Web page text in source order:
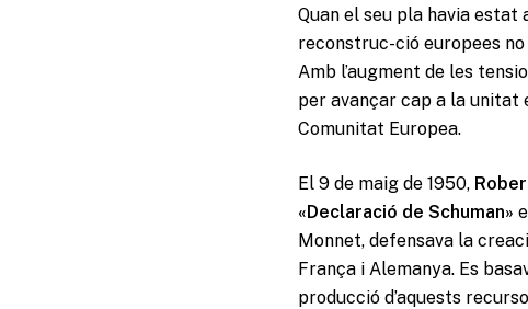
Quan el seu pla havia
reconstruc-ció europees
Amb l’augment de les
per avançar cap a la unitat
Comunitat Europea.
El 9 de maig de 1950,
«Declaració de Schuman»
Monnet, defensava la
França i Alemanya. Es
producció d’aquests